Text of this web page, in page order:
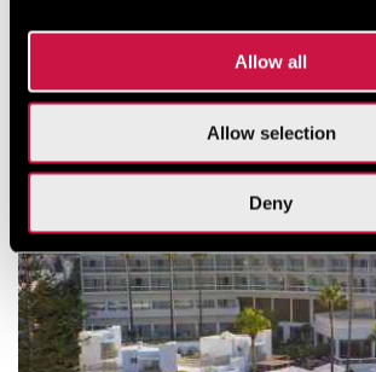
Allow all
Allow selection
Deny
Więcej hoteli w